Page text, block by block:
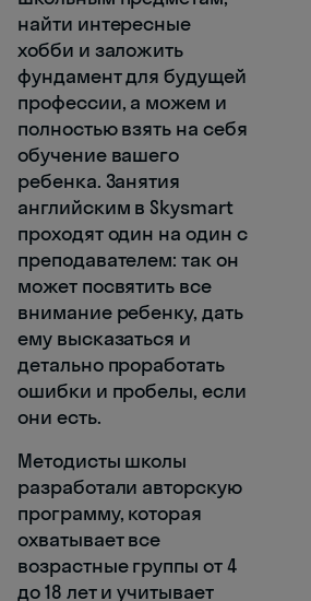
найти интересные
хобби и заложить
фундамент для будущей
профессии, а можем и
полностью взять на себя
обучение вашего
ребенка. Занятия
английским в Skysmart
проходят один на один с
преподавателем: так он
может посвятить все
внимание ребенку, дать
ему высказаться и
детально проработать
ошибки и пробелы, если
они есть.
Методисты школы
разработали авторскую
программу, которая
охватывает все
возрастные группы от 4
до 18 лет и учитывает